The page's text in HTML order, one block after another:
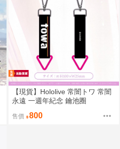
【現貨】Hololive 常闇トワ 常闇
永遠 一週年紀念 鑰池圈
售價 800